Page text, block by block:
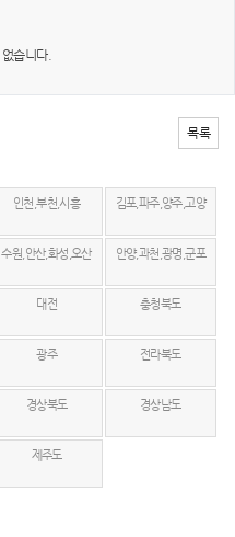
습니다.
목록
인천,부천,시흥 김포,파주,양주,고양
수원,안산,화성,오산 안양,과천,광명,군포
대전 충청북도
광주 전라북도
경상북도 경상남도
제주도